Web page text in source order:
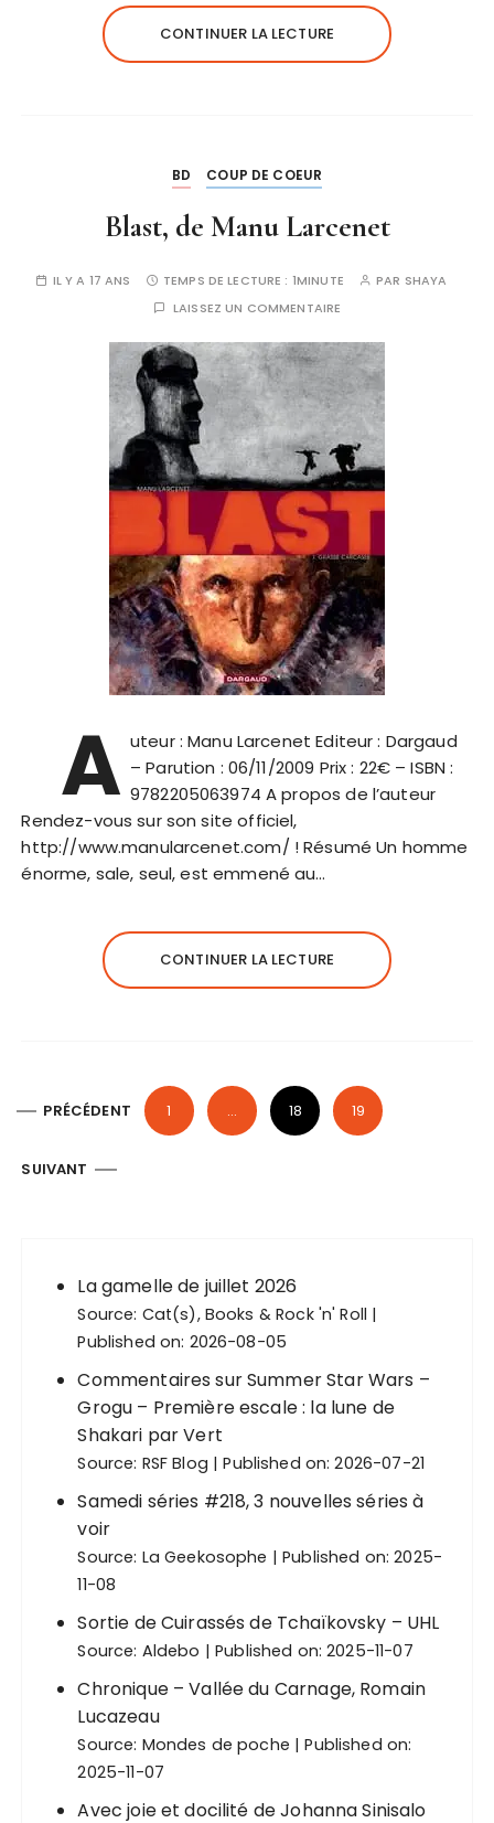
CONTINUER LA LECTURE
BD COUP DE COEUR
Blast, de Manu Larcenet
IL Y A 17 ANS TEMPS DE LECTURE : 1MINUTE PAR SHAYA
LAISSEZ UN COMMENTAIRE
A uteur : Manu Larcenet Editeur : Dargaud
– Parution : 06/11/2009 Prix : 22€ – ISBN :
9782205063974 A propos de l’auteur
Rendez-vous sur son site officiel,
http://www.manularcenet.com/ ! Résumé Un homme
énorme, sale, seul, est emmené au…
CONTINUER LA LECTURE
g
PRÉCÉDENT 1 … 18 19
SUIVANT
La gamelle de juillet 2026
Source: Cat(s), Books & Rock 'n' Roll
Published on: 2026-08-05
Commentaires sur Summer Star Wars –
Grogu – Première escale : la lune de
Shakari par Vert
Source: RSF Blog Published on: 2026-07-21
Samedi séries #218, 3 nouvelles séries à
voir
Source: La Geekosophe
Published on: 2025-
11-08
Sortie de Cuirassés de Tchaïkovsky – UHL
Source: Aldebo Published on: 2025-11-07
Chronique – Vallée du Carnage, Romain
Lucazeau
Source: Mondes de poche
Published on:
2025-11-07
Avec joie et docilité de Johanna Sinisalo